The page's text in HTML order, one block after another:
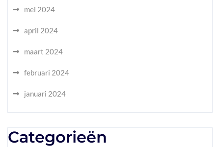
mei 2024
april 2024
maart 2024
februari 2024
januari 2024
Categorieën